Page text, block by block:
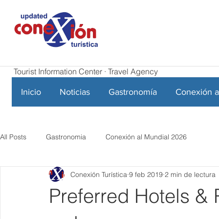
Tourist Information Center · Travel Agency
Inicio Noticias Gastronomía Conexión
All Posts Gastronomia Conexión al Mundial 2026
Preferred Hotels &
Conexión Turística 9 feb 2019 2 min de lectura